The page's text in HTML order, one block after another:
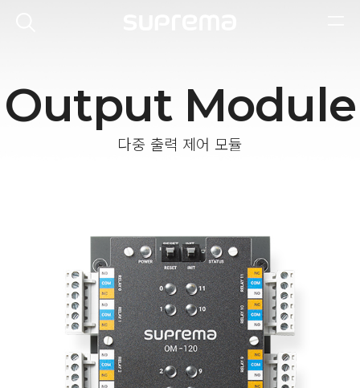
Output Module
다중 출력 제어 모듈